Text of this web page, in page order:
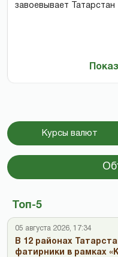
завоевывает Татарстан
Курсы валют
Топ-5
05 августа 2026, 17:34
В 12 районах
фатирники в рамках